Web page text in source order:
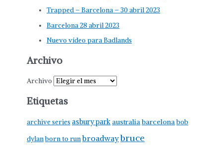
Trapped – Barcelona – 30 abril 2023
Barcelona 28 abril 2023
Nuevo vídeo para Badlands
Archivo
Archivo
Etiquetas
archive series asbury park australiabarcelonabob
dylanborn to runbroadwaybruce